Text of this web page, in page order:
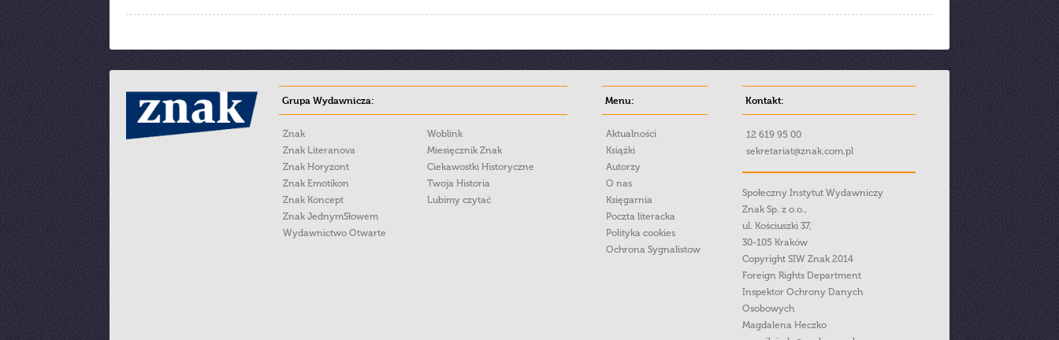
Grupa Wydawnicza:
Znak
Znak Literanova
Znak Horyzont
Znak Emotikon
Znak Koncept
Znak JednymSłowem
Wydawnictwo Otwarte
Woblink
Miesięcznik Znak
Ciekawostki Historyczne
Twoja Historia
Lubimy czytać
Menu:
Aktualności
Książki
Autorzy
O nas
Księgarnia
Poczta literacka
Polityka cookies
Ochrona Sygnalistow
Kontakt:
12 619 95 00
sekretariat@znak.com.pl
Społeczny Instytut Wydawniczy
Znak Sp. z o.o.,
ul. Kościuszki 37,
30-105 Kraków
Copyright SIW Znak 2014
Foreign Rights Department
Inspektor Ochrony Danych
Osobowych
Magdalena Heczko